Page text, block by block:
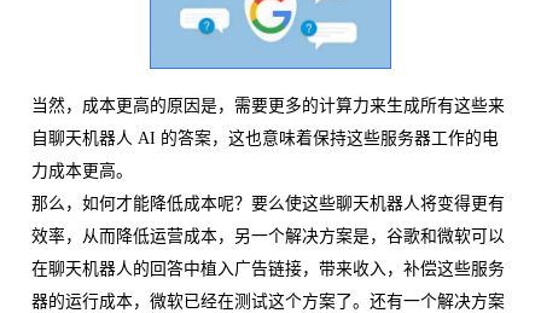
当然，成本更高的原因是，需要更多的计算力来生成所有这些来
自聊天机器人 AI 的答案，这也意味着保持这些服务器工作的电
力成本更高。
那么，如何才能降低成本呢？要么使这些聊天机器人将变得更有
效率，从而降低运营成本，另一个解决方案是，谷歌和微软可以
在聊天机器人的回答中植入广告链接，带来收入，补偿这些服务
器的运行成本，微软已经在测试这个方案了。还有一个解决方案